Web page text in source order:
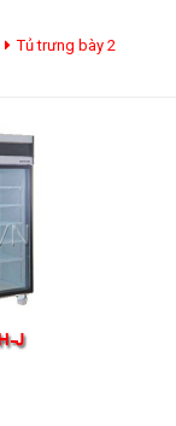
Tủ trưng bày 2